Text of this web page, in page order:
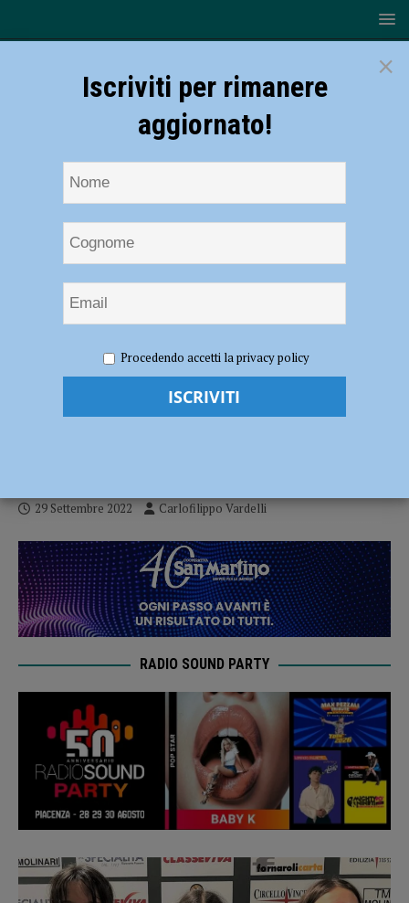
presenze azzurre ai Mondiali giovanili WAKO di Jesolo
Kickboxing – Per la Yama Arashi tris di
29 Settembre 2022 Carlofilippo Vardelli
RADIO SOUND PARTY
×
Iscriviti per rimanere
aggiornato!
Procedendo accetti la privacy policy